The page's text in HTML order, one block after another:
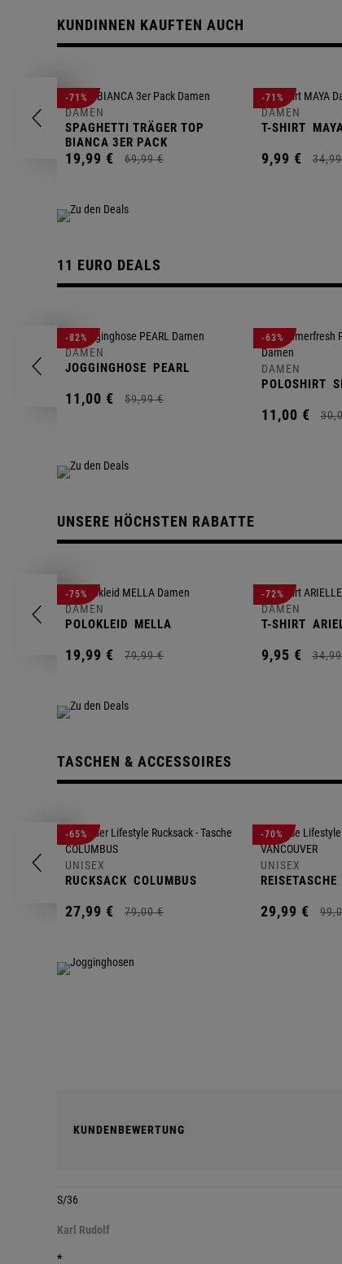
KUNDINNEN KAUFTEN AUCH
-71%
DAMEN
SPAGHETTI TRÄGER TOP
BIANCA 3ER PACK
19,99 € 69,99 €
-71%
DAMEN
T-SHIRT
9,99 € 34,99
11 EURO DEALS
-82%
DAMEN
JOGGINGHOSE PEARL
11,00 € 59,99 €
-63%
DAMEN
POLOSHIRT
11,00 € 30,
UNSERE HÖCHSTEN RABATTE
-75%
DAMEN
POLOKLEID MELLA
19,99 € 79,99 €
-72%
DAMEN
T-SHIRT
9,95 € 34,99
TASCHEN & ACCESSOIRES
-65%
UNISEX
RUCKSACK COLUMBUS
27,99 € 79,00 €
-70%
UNISEX
REISETASCHE
29,99 € 99,
KUNDENBEWERTUNG
S/36
Karl Rudolf
*